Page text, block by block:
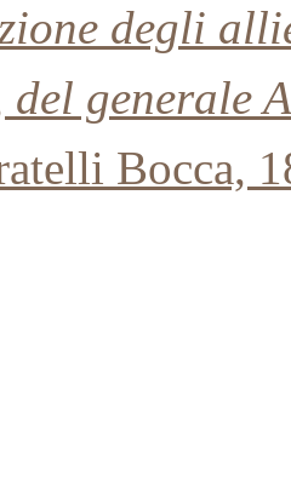
degli
del generale
Bocca,